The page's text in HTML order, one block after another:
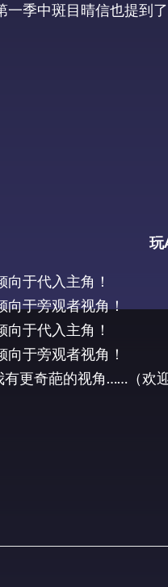
一季中斑目晴信也提到
玩
于代入主角！
向于旁观者视角！
于代入主角！
于旁观者视角！
更奇葩的视角……（欢迎